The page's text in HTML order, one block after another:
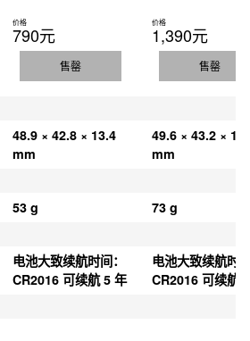
价格
790元
售罄
价格
1,390元
售罄
48.9 × 42.8 × 13.4
mm
49.6 × 43.2 ×
mm
53 g
73 g
电池大致续航时间：
CR2016 可续航 5 年
电池大致续航时
CR2016 可续航